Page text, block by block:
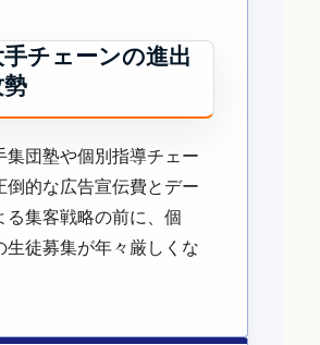
手チェーンの進出
集団塾や個別指導チェー
倒的な広告宣伝費とデー
る集客戦略の前に、個
生徒募集が年々厳しくな